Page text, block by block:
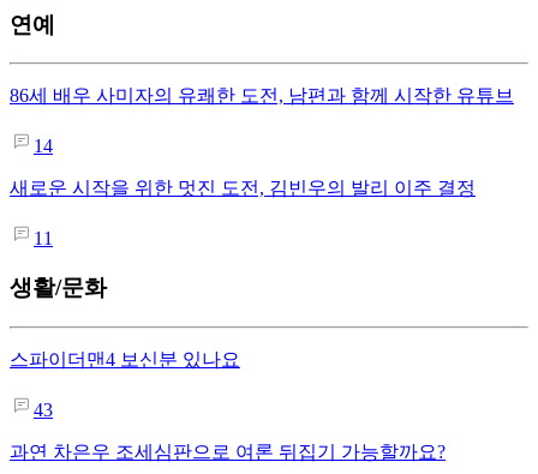
연예
86세 배우 사미자의 유쾌한 도전, 남편과 함께 시작한 유튜브
14
새로운 시작을 위한 멋진 도전, 김빈우의 발리 이주 결정
11
생활/문화
스파이더맨4 보신분 있나요
43
과연 차은우 조세심판으로 여론 뒤집기 가능할까요?